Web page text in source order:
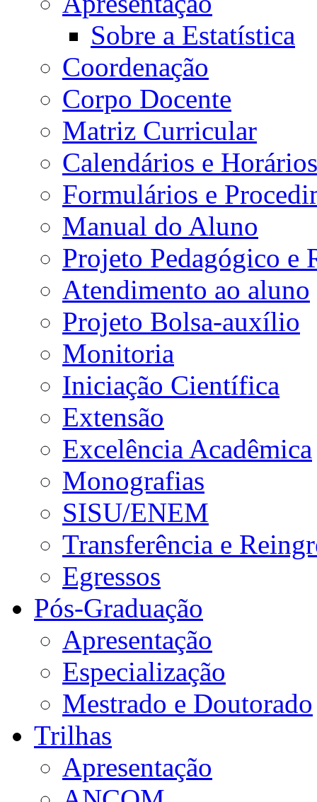
Sobre a Estatística
Coordenação
Corpo Docente
Matriz Curricular
Calendários e Horários
Formulários e
Manual do Aluno
Projeto Pedagógico e
Atendimento ao aluno
Projeto Bolsa-auxílio
Monitoria
Iniciação Científica
Extensão
Excelência Acadêmica
Monografias
SISU/ENEM
Transferência e
Egressos
Pós-Graduação
Apresentação
Especialização
Mestrado e Doutorado
Trilhas
Apresentação